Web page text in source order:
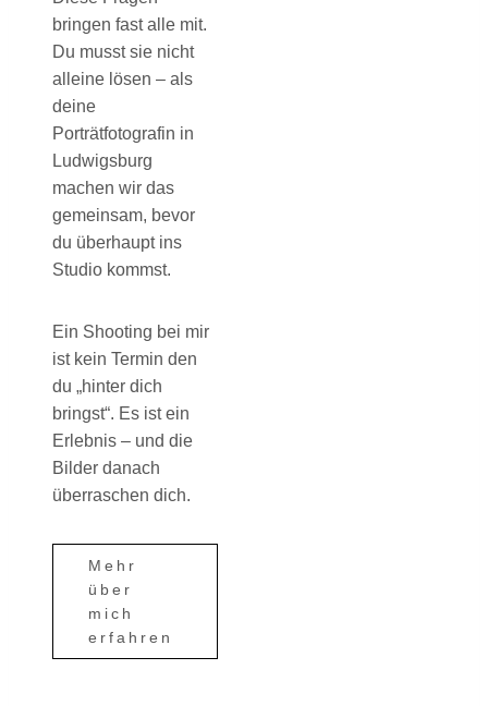
bringen fast alle mit.
Du musst sie nicht
alleine lösen – als
deine
Porträtfotografin in
Ludwigsburg
machen wir das
gemeinsam, bevor
du überhaupt ins
Studio kommst.
Ein Shooting bei mir
ist kein Termin den
du „hinter dich
bringst“. Es ist ein
Erlebnis – und die
Bilder danach
überraschen dich.
Mehr
über
mich
erfahren